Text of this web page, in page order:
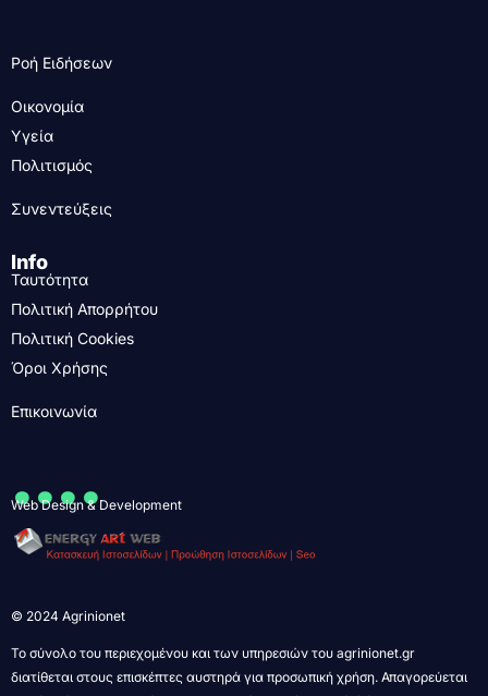
Ροή Ειδήσεων
Οικονομία
Υγεία
Πολιτισμός
Συνεντεύξεις
Info
Ταυτότητα
Πολιτική Απορρήτου
Πολιτική Cookies
Όροι Χρήσης
Επικοινωνία
....
Web Design & Development
© 2024 Agrinionet
Το σύνολο του περιεχομένου και των υπηρεσιών του agrinionet.gr
διατίθεται στους επισκέπτες αυστηρά για προσωπική χρήση. Απαγορεύεται